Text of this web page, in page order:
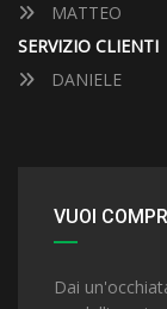
MATTEO
SERVIZIO CLIENTI
DANIELE
VUOI
Dai